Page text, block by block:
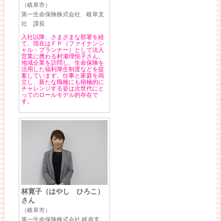
（岐阜市）
第一生命保険株式会社 岐阜支
社 課長
入社以降、さまざまな部署を経
て、現在はＦＰ（ファイナンシ
ャル・プランナー）として法人
営業に携わる村瀬理悦子さん。
地域企業を訪問し、生命保険を
活用した福利厚生制度などを提
案しています。仕事と家庭を両
立し、新たな職種にも積極的に
チャレンジする姿は次世代にと
ってのロールモデル的存在で
す。
林寛子（はやし ひろこ）
さん
（岐阜市）